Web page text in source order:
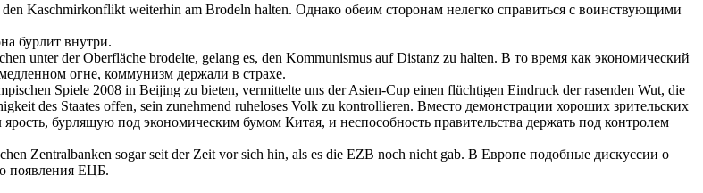
Kaschmirkonflikt weiterhin am Brodeln halten. Однако обеим сторонам нелегко справиться с воинствующими
бурлит внутри.
unter der Oberfläche brodelte, gelang es, den Kommunismus auf Distanz zu halten. В то время как экономический
огне, коммунизм держали в страхе.
Spiele 2008 in Beijing zu bieten, vermittelte uns der Asien-Cup einen flüchtigen Eindruck der rasenden Wut, die
des Staates offen, sein zunehmend ruheloses Volk zu kontrollieren. Вместо демонстрации хороших зрительских
бурлящую под экономическим бумом Китая, и неспособность правительства держать под контролем
Zentralbanken sogar seit der Zeit vor sich hin, als es die EZB noch nicht gab. В Европе подобные дискуссии о
появления ЕЦБ.